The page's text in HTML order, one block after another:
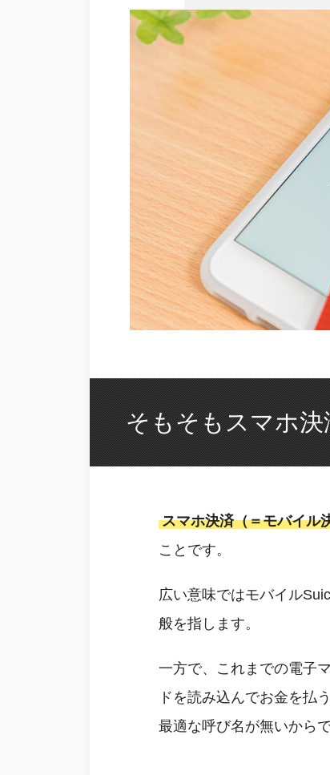
そもそもスマホ
スマホ決済（＝モバイル
ことです。
広い意味ではモバイル
般を指します。
一方で、これまでの電子
ドを読み込んでお金を払
最適な呼び名が無いからで